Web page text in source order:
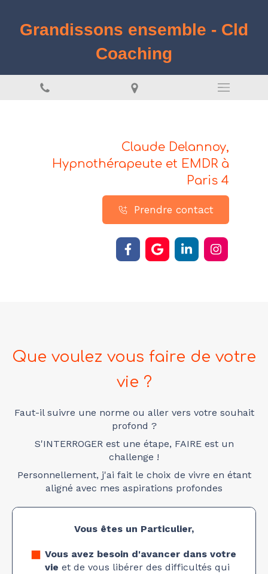
Grandissons ensemble - Cld
Coaching
Claude Delannoy,
Hypnothérapeute et EMDR à
Paris 4
Prendre contact
Que voulez vous faire de votre
vie ?
Faut-il suivre une norme ou aller vers votre souhait
profond ?
S'INTERROGER est une étape, FAIRE est un
challenge !
Personnellement, j'ai fait le choix de vivre en étant
aligné avec mes aspirations profondes
Vous êtes un Particulier,
Vous avez besoin d'avancer dans votre
vie et de vous libérer des difficultés qui